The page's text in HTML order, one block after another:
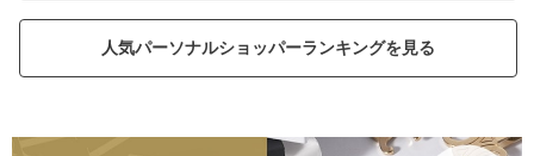
人気パーソナルショッパーランキングを見る